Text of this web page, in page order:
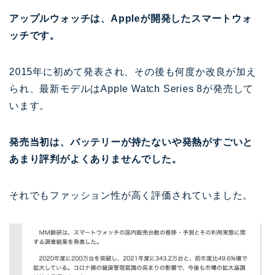
アップルウォッチは、Appleが開発したスマートウォ
ッチです。
2015年に初めて発表され、その後も何度か改良が加え
られ、最新モデルはApple Watch Series 8が発売して
います。
発売当初は、バッテリーが持たないや発熱がすごいと
あまり評判がよくありませんでした。
それでもファッション性が高く評価されていました。